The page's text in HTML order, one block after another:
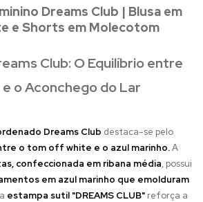
Dreams Club | Blusa em
e Shorts em Molecotom
Club: O Equilíbrio entre
o Aconchego do Lar
Dreams Club destaca-se pelo
o tom off white e o azul marinho.A
confeccionada em ribana média, possui
em azul marinho que emolduram
estampa sutil "DREAMS CLUB" reforça a